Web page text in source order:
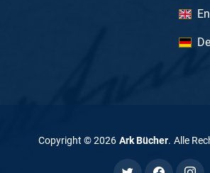
Copyright ©2026 Ark Bücher. Alle